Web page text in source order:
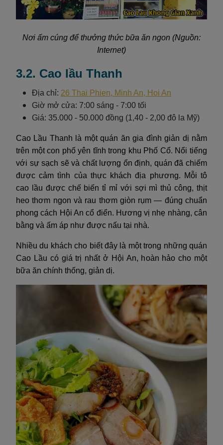
Nơi ấm cúng để thưởng thức bữa ăn ngon (Nguồn:
Internet)
3.2. Cao lầu Thanh
Địa chỉ: 26 Thai Phien, Minh An, Hoi An
Giờ mở cửa: 7:00 sáng - 7:00 tối
Giá: 35.000 - 50.000 đồng (1,40 - 2,00 đô la Mỹ)
Cao Lầu Thanh là một quán ăn gia đình giản dị nằm
trên một con phố yên tĩnh trong khu Phố Cổ. Nổi tiếng
với sự sạch sẽ và chất lượng ổn định, quán đã chiếm
được cảm tình của thực khách địa phương. Mỗi tô
cao lầu được chế biến tỉ mỉ với sợi mì thủ công, thịt
heo thơm ngon và rau thơm giòn rụm — đúng chuẩn
phong cách Hội An cổ điển. Hương vị nhẹ nhàng, cân
bằng và ấm áp như được nấu tại nhà.
Nhiều du khách cho biết đây là một trong những quán
Cao Lầu có giá trị nhất ở Hội An, hoàn hảo cho một
bữa ăn chính thống, giản dị.